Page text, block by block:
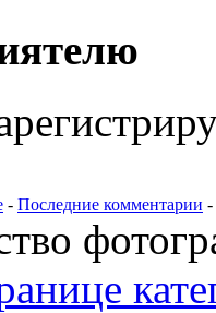
- Последние комментарии -